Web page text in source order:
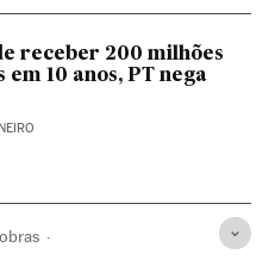
receber 200 milhões
em 10 anos, PT nega